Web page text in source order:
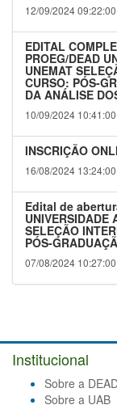
12/09/2024 09:22:00
EDITAL
PROEG/DEAD
UNEMAT
CURSO: PÓS-
DA ANÁLISE
10/09/2024 10:41:00
INSCRIÇÃO
16/08/2024 13:24:00
Edital de
UNIVERSIDADE
SELEÇÃO
PÓS-
07/08/2024 10:27:00
Institucional
Sobre a
Sobre a UAB